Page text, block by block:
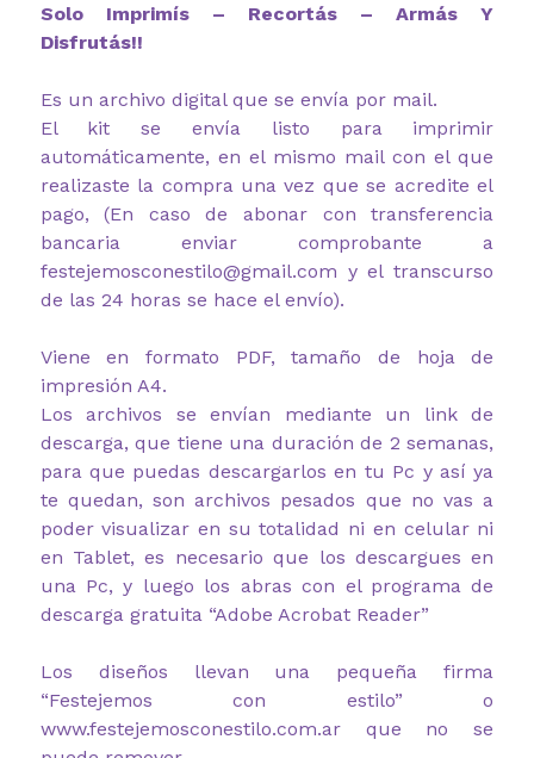
Solo Imprimís – Recortás – Armás Y
Disfrutás!!
Es un archivo digital que se envía por mail.
El kit se envía listo para imprimir
automáticamente, en el mismo mail con el que
realizaste la compra una vez que se acredite el
pago, (En caso de abonar con transferencia
bancaria enviar comprobante a
festejemosconestilo@gmail.com y el transcurso
de las 24 horas se hace el envío).
Viene en formato PDF, tamaño de hoja de
impresión A4.
Los archivos se envían mediante un link de
descarga, que tiene una duración de 2 semanas,
para que puedas descargarlos en tu Pc y así ya
te quedan, son archivos pesados que no vas a
poder visualizar en su totalidad ni en celular ni
en Tablet, es necesario que los descargues en
una Pc, y luego los abras con el programa de
descarga gratuita “Adobe Acrobat Reader”
Los diseños llevan una pequeña firma
“Festejemos con estilo” o
www.festejemosconestilo.com.ar que no se